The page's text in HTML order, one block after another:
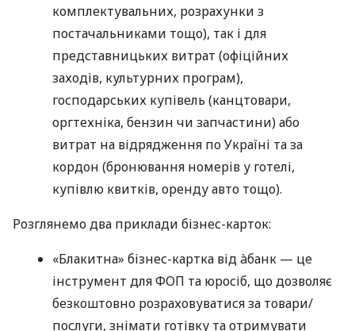
комплектувальних, розрахунки з
постачальниками тощо), так і для
представницьких витрат (офіційних
заходів, культурних програм),
господарських купівель (канцтовари,
оргтехніка, бензин чи запчастини) або
витрат на відрядження по Україні та за
кордон (бронювання номерів у готелі,
купівлю квитків, оренду авто тощо).
Розглянемо два приклади бізнес-карток:
«Блакитна» бізнес-картка від àбанк — це
інструмент для ФОП та юросіб, що дозволяє
безкоштовно розраховуватися за товари/
послуги, знімати готівку та отримувати